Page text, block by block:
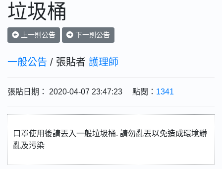
垃圾桶
上一則公告 下一則公告
一般公告 / 張貼者 護理師
張貼日期： 2020-04-07 23:47:23 點閱： 1341
口罩使用後請丟入一般垃圾桶. 請勿亂丟以免造成環境髒
亂及污染